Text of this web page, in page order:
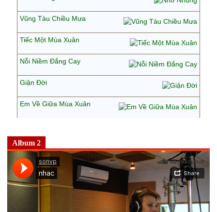
Vũng Tàu Chiều Mưa
Tiếc Một Mùa Xuân
Nỗi Niềm Đắng Cay
Giận Đời
Em Về Giữa Mùa Xuân
Album 2